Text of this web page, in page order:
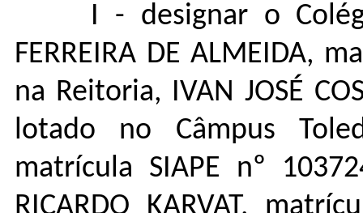
I - designar o
FERREIRA DE ALMEIDA,
na Reitoria, IVAN JOSÉ
lotado no Câmpus
matrícula SIAPE nº